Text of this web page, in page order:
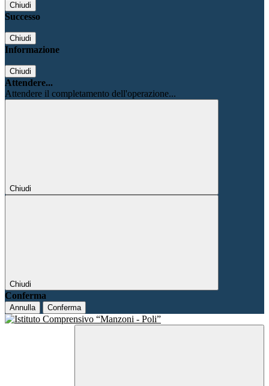
Chiudi
Successo
Chiudi
Informazione
Chiudi
Attendere...
Attendere il completamento dell'operazione...
Chiudi
Chiudi
Conferma
Annulla Conferma